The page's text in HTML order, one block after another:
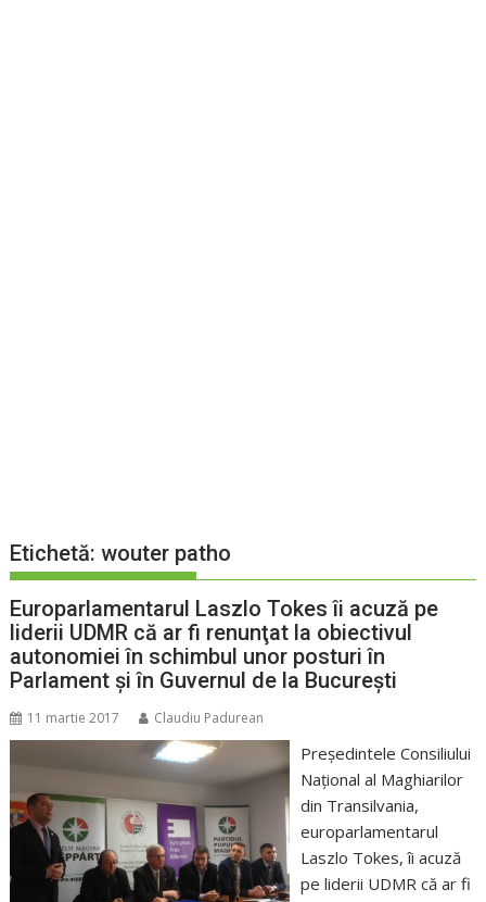
Etichetă:wouter patho
Europarlamentarul Laszlo Tokes îi acuză pe
liderii UDMR că ar fi renunţat la obiectivul
autonomiei în schimbul unor posturi în
Parlament şi în Guvernul de la Bucureşti
11 martie 2017 Claudiu Padurean
Preşedintele Consiliului
Naţional al Maghiarilor
din Transilvania,
europarlamentarul
Laszlo Tokes, îi acuză
pe liderii UDMR că ar fi